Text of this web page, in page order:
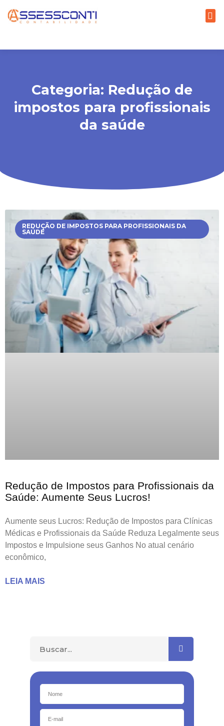
Categoria: Redução de
impostos para profissionais
da saúde
REDUÇÃO DE IMPOSTOS PARA PROFISSIONAIS DA
SAÚDE
Redução de Impostos para Profissionais da
Saúde: Aumente Seus Lucros!
Aumente seus Lucros: Redução de Impostos para Clínicas
Médicas e Profissionais da Saúde Reduza Legalmente seus
Impostos e Impulsione seus Ganhos No atual cenário
econômico,
LEIA MAIS